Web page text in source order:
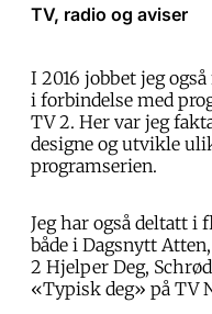
TV, radio og aviser
I 2016 jobbet jeg
i forbindelse med
TV 2. Her var jeg
designe og utvikle
programserien.
Jeg har også deltatt i
både i Dagsnytt
2 Hjelper Deg,
«Typisk deg» på TV